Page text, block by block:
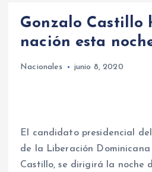
Gonzalo Castillo
nación esta
Nacionales junio 8, 2020
El candidato presidencial
de la Liberación
Castillo, se dirigirá la noche